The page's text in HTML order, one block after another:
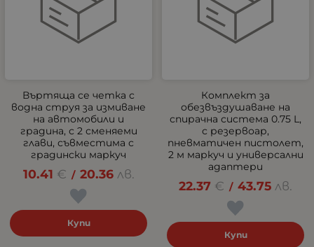
Въртяща се четка с
водна струя за измиване
на автомобили и
градина, с 2 сменяеми
глави, съвместима с
градински маркуч
10.41 € / 20.36 лв.
Купи
Комплект за
обезвъздушаване на
спирачна система 0.75 L,
с резервоар,
пневматичен пистолет,
2 м маркуч и универсални
адаптери
22.37 € / 43.75 лв.
Купи